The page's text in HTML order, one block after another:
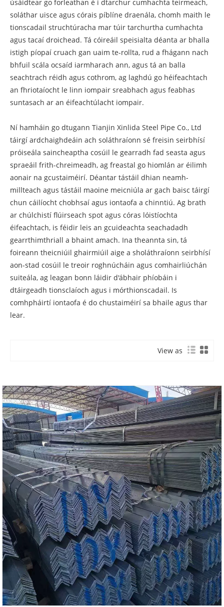
úsáidtear go forleathan é i dtarchur cumhachta teirmeach,
soláthar uisce agus córais píblíne draenála, chomh maith le
tionscadail struchtúracha mar túir tarchurtha cumhachta
agus tacaí droichead. Tá cóireáil speisialta déanta ar bhalla
istigh píopaí cruach gan uaim te-rollta, rud a fhágann nach
bhfuil scála ocsaíd iarmharach ann, agus tá an balla
seachtrach réidh agus cothrom, ag laghdú go héifeachtach
an fhriotaíocht le linn iompair sreabhach agus feabhas
suntasach ar an éifeachtúlacht iompair.
Ní hamháin go dtugann Tianjin Xinlida Steel Pipe Co., Ltd
táirgí ardchaighdeáin ach soláthraíonn sé freisin seirbhísí
próiseála saincheaptha cosúil le gearradh fad seasta agus
spraeáil frith-chreimeadh, ag freastal go hiomlán ar éilimh
aonair na gcustaiméirí. Déantar tástáil dhian neamh-
millteach agus tástáil maoine meicniúla ar gach baisc táirgí
chun cáilíocht chobhsaí agus iontaofa a chinntiú. Ag brath
ar chúlchistí flúirseach spot agus córas lóistíochta
éifeachtach, is féidir leis an gcuideachta seachadadh
gearrthimthriall a bhaint amach. Ina theannta sin, tá
foireann theicniúil ghairmiúil aige a sholáthraíonn seirbhísí
aon-stad cosúil le treoir roghnúcháin agus comhairliúchán
suiteála, ag leagan bonn láidir d'ábhair phíobáin i
dtáirgeadh tionsclaíoch agus i mórthionscadail. Is
comhpháirtí iontaofa é do chustaiméirí sa bhaile agus thar
lear.
View as